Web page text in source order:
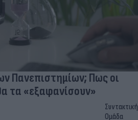
Πανεπιστημίων; Πως οι
τα «εξαφανίσουν»
Συντακτική
Ομάδα